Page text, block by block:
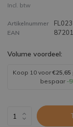
Incl. btw
Artikelnummer
EAN
Volume voordeel:
Koop 10 voor€25,65
bespaar -